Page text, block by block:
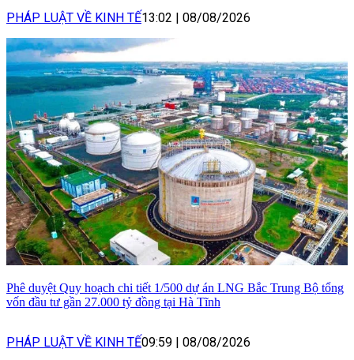
PHÁP LUẬT VỀ KINH TẾ13:02 | 08/08/2026
Phê duyệt Quy hoạch chi tiết 1/500 dự án LNG Bắc Trung Bộ tổng
vốn đầu tư gần 27.000 tỷ đồng tại Hà Tĩnh
PHÁP LUẬT VỀ KINH TẾ09:59 | 08/08/2026